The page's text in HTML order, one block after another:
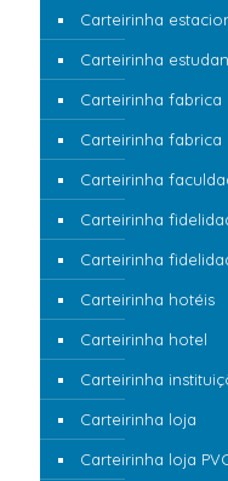
Carteirinha
Carteirinha
Carteirinha fabrica
Carteirinha fabrica
Carteirinha
Carteirinha
Carteirinha
Carteirinha hotéis
Carteirinha hotel
Carteirinha
Carteirinha loja
Carteirinha loja